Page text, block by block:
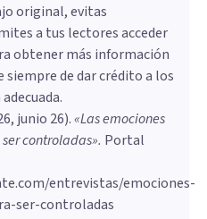
original, evitas
a tus lectores acceder
obtener más información
de dar crédito a los
junio 26).«Las emociones
controladas». Portal
entrevistas/emociones-
ser-controladas